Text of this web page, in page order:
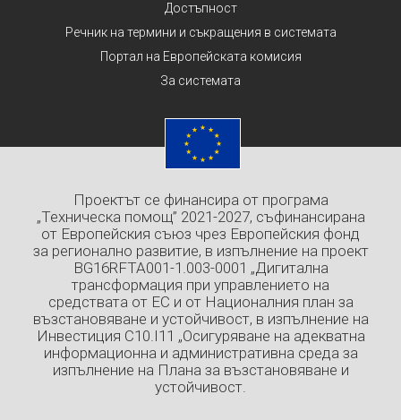
Достъпност
Речник на термини и съкращения в системата
Портал на Европейската комисия
За системата
Проектът се финансира от програма
„Техническа помощ” 2021-2027, съфинансирана
от Европейския съюз чрез Европейския фонд
за регионално развитие, в изпълнение на проект
BG16RFTA001-1.003-0001 „Дигитална
трансформация при управлението на
средствата от ЕС и от Националния план за
възстановяване и устойчивост, в изпълнение на
Инвестиция C10.I11 „Осигуряване на адекватна
информационна и административна среда за
изпълнение на Плана за възстановяване и
устойчивост.